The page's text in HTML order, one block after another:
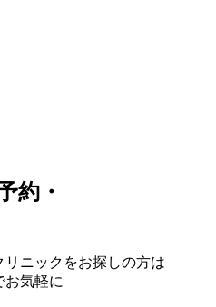
約・
ニックをお探しの方は
お気軽に